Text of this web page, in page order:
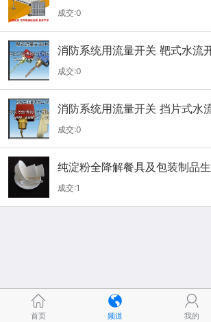
成交:0
消防系统用流量开关 靶式水流
成交:0
消防系统用流量开关 挡片式水
成交:0
纯淀粉全降解餐具及包装制品
成交:1
首页 频道 我的